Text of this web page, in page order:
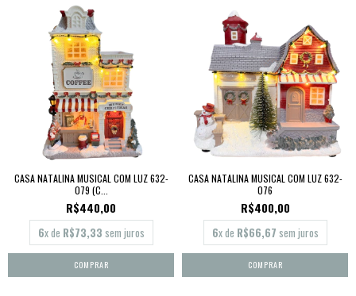
CASA NATALINA MUSICAL COM LUZ 632-
079 (C...
R$440,00
6x de R$73,33 sem juros
CASA NATALINA MUSICAL COM LUZ 632-
076
R$400,00
6x de R$66,67 sem juros